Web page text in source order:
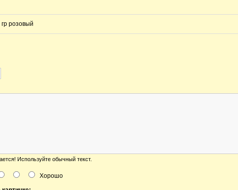
розовый
Используйте обычный текст.
Хорошо